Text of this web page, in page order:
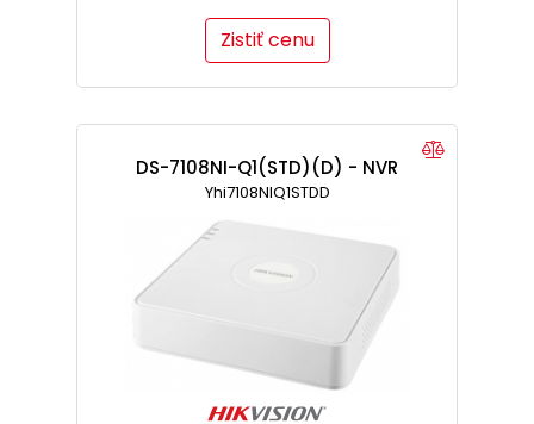
Zistiť cenu
DS-7108NI-Q1(STD)(D) - NVR
Yhi7108NIQ1STDD